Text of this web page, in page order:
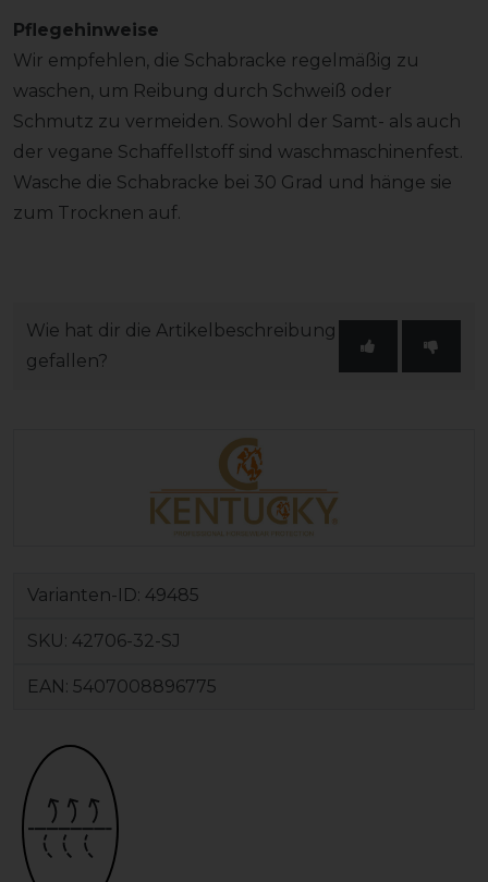
Pflegehinweise
Wir empfehlen, die Schabracke regelmäßig zu
waschen, um Reibung durch Schweiß oder
Schmutz zu vermeiden. Sowohl der Samt- als auch
der vegane Schaffellstoff sind waschmaschinenfest.
Wasche die Schabracke bei 30 Grad und hänge sie
zum Trocknen auf.
Wie hat dir die Artikelbeschreibung
gefallen?
Varianten-ID: 49485
SKU: 42706-32-SJ
EAN: 5407008896775